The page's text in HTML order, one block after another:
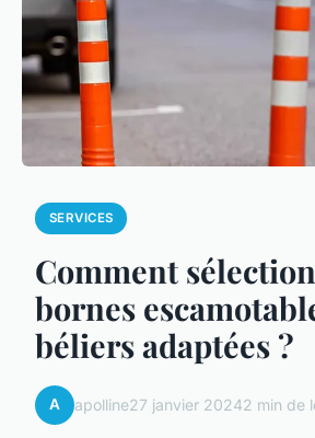
SERVICES
Comment
bornes
béliers adaptées ?
A apolline27 janvier 20242 min de